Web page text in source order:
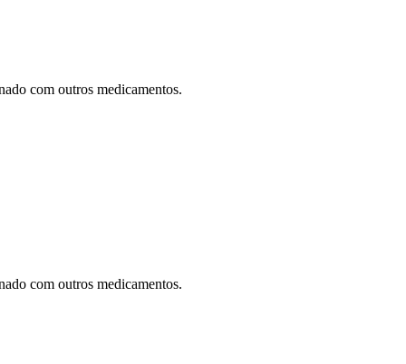
com outros medicamentos.
com outros medicamentos.